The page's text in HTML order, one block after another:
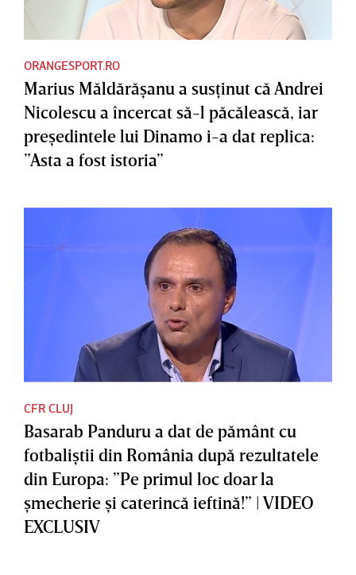
ORANGESPORT.RO
Marius Măldărăşanu a susţinut că Andrei
Nicolescu a încercat să-l păcălească, iar
preşedintele lui Dinamo i-a dat replica:
”Asta a fost istoria”
CFR CLUJ
Basarab Panduru a dat de pământ cu
fotbaliştii din România după rezultatele
din Europa: ”Pe primul loc doar la
şmecherie şi caterincă ieftină!” | VIDEO
EXCLUSIV